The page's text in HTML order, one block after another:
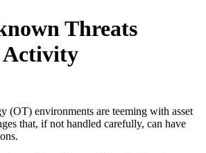
Threats
(OT) environments are teeming with asset
that, if not handled carefully, can have